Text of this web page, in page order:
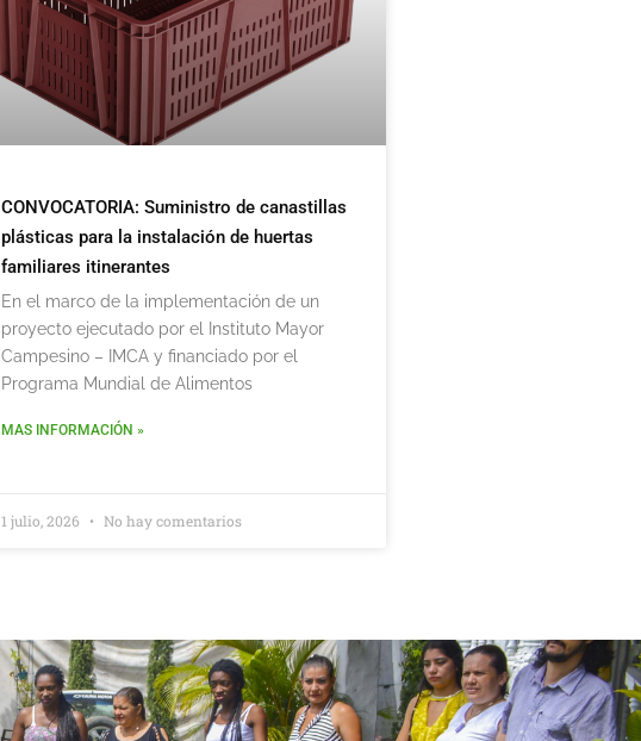
CONVOCATORIA: Suministro de canastillas
plásticas para la instalación de huertas
familiares itinerantes
En el marco de la implementación de un
proyecto ejecutado por el Instituto Mayor
Campesino – IMCA y financiado por el
Programa Mundial de Alimentos
MAS INFORMACIÓN »
1 julio, 2026 No hay comentarios